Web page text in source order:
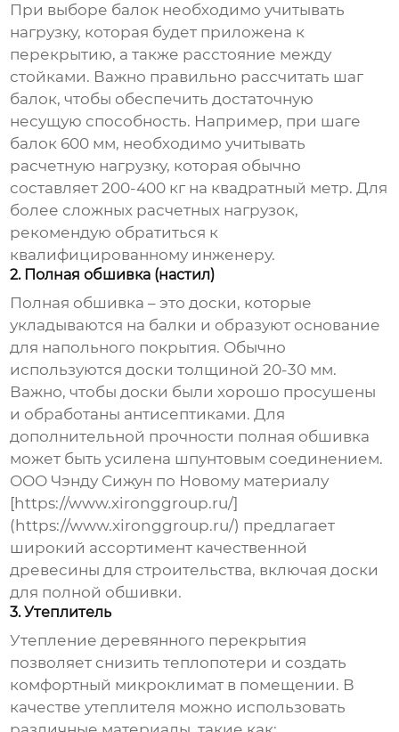
При выборе балок необходимо учитывать
нагрузку, которая будет приложена к
перекрытию, а также расстояние между
стойками. Важно правильно рассчитать шаг
балок, чтобы обеспечить достаточную
несущую способность. Например, при шаге
балок 600 мм, необходимо учитывать
расчетную нагрузку, которая обычно
составляет 200-400 кг на квадратный метр. Для
более сложных расчетных нагрузок,
рекомендую обратиться к
квалифицированному инженеру.
2. Полная обшивка (настил)
Полная обшивка – это доски, которые
укладываются на балки и образуют основание
для напольного покрытия. Обычно
используются доски толщиной 20-30 мм.
Важно, чтобы доски были хорошо просушены
и обработаны антисептиками. Для
дополнительной прочности полная обшивка
может быть усилена шпунтовым соединением.
ООО Чэнду Сижун по Новому материалу
[https://www.xironggroup.ru/]
(https://www.xironggroup.ru/) предлагает
широкий ассортимент качественной
древесины для строительства, включая доски
для полной обшивки.
3. Утеплитель
Утеплениедеревянного перекрытия
позволяет снизить теплопотери и создать
комфортный микроклимат в помещении. В
качестве утеплителя можно использовать